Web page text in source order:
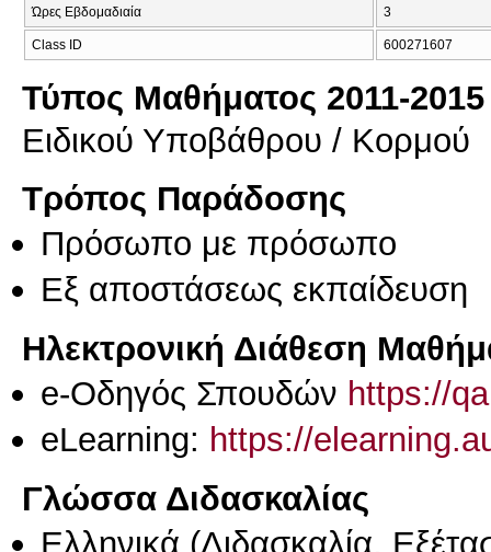
Ώρες Εβδομαδιαία 3
Class ID 600271607
Τύπος Μαθήματος 2011-2015
Ειδικού Υποβάθρου / Κορμού
Τρόπος Παράδοσης
Πρόσωπο με πρόσωπο
Eξ απoστάσεως εκπαίδευση
Ηλεκτρονική Διάθεση
e-Οδηγός Σπουδών https://
eLearning: https://
Γλώσσα Διδασκαλίας
Ελληνικά (Διδασκαλία,